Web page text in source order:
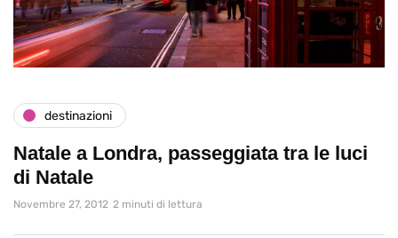
destinazioni
Natale a Londra, passeggiata tra le luci
di Natale
Novembre 27, 2012 2 minuti di lettura